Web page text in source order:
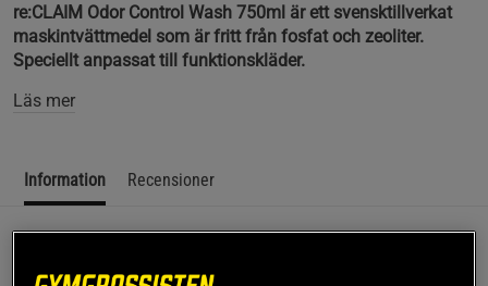
re:CLAIM Odor Control Wash 750ml är ett svensktillverkat
maskintvättmedel som är fritt från fosfat och zeoliter.
Speciellt anpassat till funktionskläder.
Läs mer
Information Recensioner
maskintvättmedel som är fritt från fosfat och zeoliter.